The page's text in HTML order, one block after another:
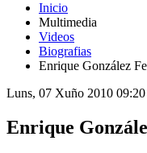
Inicio
Multimedia
Videos
Biografias
Enrique González
Luns, 07 Xuño 2010 09:20
Enrique